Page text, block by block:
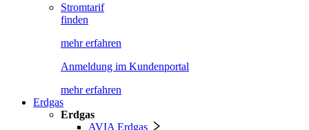
Stromtarif
finden
mehr erfahren
Anmeldung im Kundenportal
mehr erfahren
Erdgas
Erdgas
AVIA Erdgas